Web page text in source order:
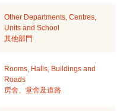
Other Departments, Centres,
Units and School
其他部門
Rooms, Halls, Buildings and
Roads
房舍、堂舍及道路